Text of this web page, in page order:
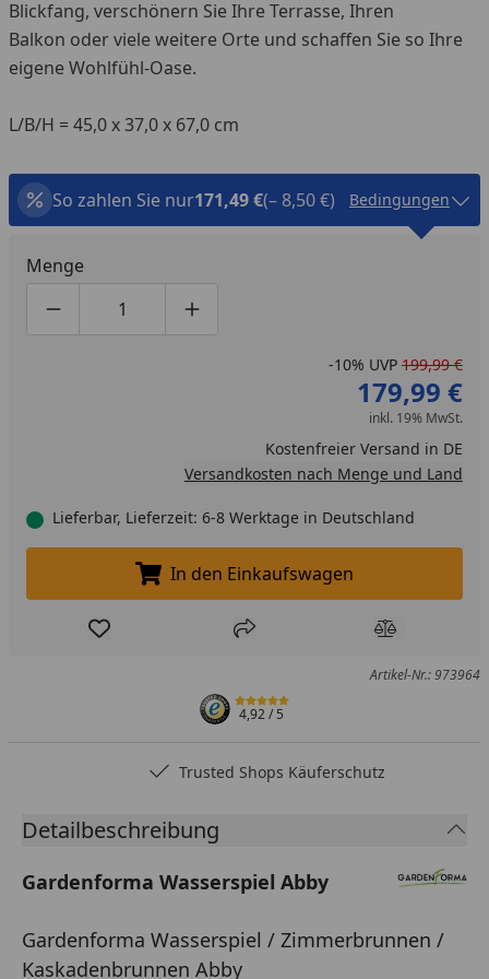
Blickfang, verschönern Sie Ihre Terrasse, Ihren
Balkon oder viele weitere Orte und schaffen Sie so Ihre
eigene Wohlfühl-Oase.
L/B/H = 45,0 x 37,0 x 67,0 cm
So zahlen Sie nur171,49 €(– 8,50 €) Bedingungen
Menge
Produktmenge um eins verringern
Produktmenge manuell eingeben
Produktmenge um eins erhöhen
-10% UVP 199,99 €
179,99 €
inkl. 19% MwSt.
Kostenfreier Versand in DE
Versandkosten nach Menge und Land
Lieferbar, Lieferzeit: 6-8 Werktage in Deutschland
In den Einkaufswagen legen
In den Einkaufswagen
Produkt zur Wunschliste hinzufügen
Teilen Produkt
Artikel-Nr.: 973964
4,92/ 5
Trusted Shops Käuferschutz
Detailbeschreibung
Gardenforma Wasserspiel Abby
Gardenforma Wasserspiel / Zimmerbrunnen /
Kaskadenbrunnen Abby